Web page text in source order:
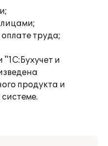
лицами;
труда;
и
продукта и